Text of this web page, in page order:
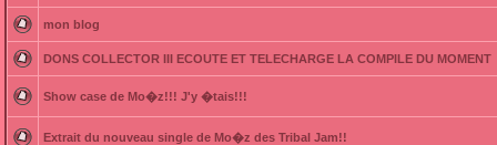
mon blog
DONS COLLECTOR III ECOUTE ET TELECHARGE LA COMPILE DU MOMENT
Show case de Mo�z!!! J'y �tais!!!
Extrait du nouveau single de Mo�z des Tribal Jam!!